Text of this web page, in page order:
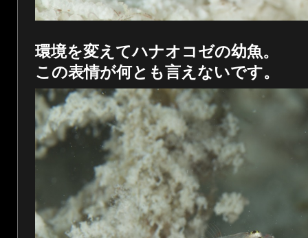
環境を変えてハナオコゼの幼魚。
この表情が何とも言えないです。